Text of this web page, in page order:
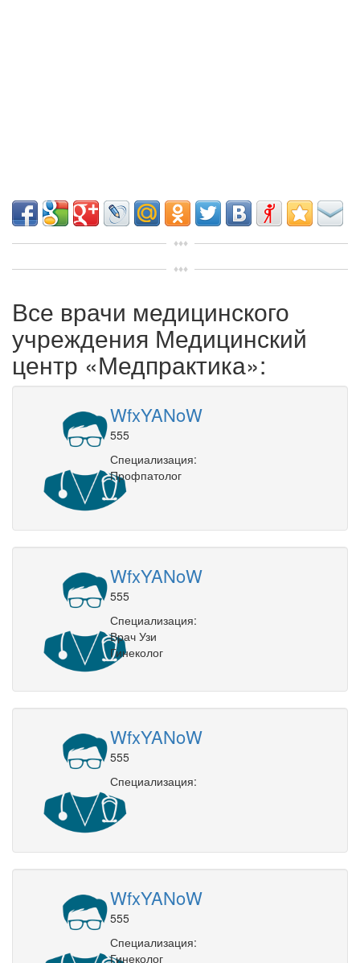
Все врачи медицинского
учреждения Медицинский
центр «Медпрактика»:
WfxYANoW
555
Специализация:
Профпатолог
WfxYANoW
555
Специализация:
Врач Узи
Гинеколог
WfxYANoW
555
Специализация:
WfxYANoW
555
Специализация:
Гинеколог